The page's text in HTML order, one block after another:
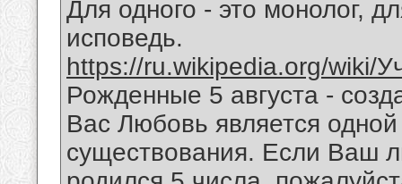
Для одного - это монолог,
исповедь.
https://ru.wikipedia.org/wiki/
Рожденные 5 августа -
Вас Любовь является
существования. Если